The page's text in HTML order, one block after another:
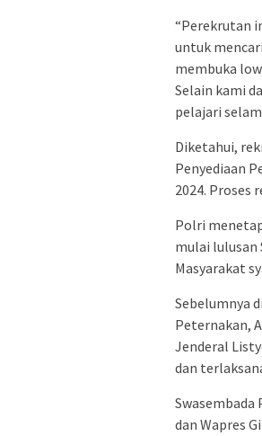
“Perekrutan
untuk
membuka
Selain kami
pelajari
Diketahui,
Penyediaan
2024. Proses
Polri
mulai lulusan
Masyarakat
Sebelumnya
Peternakan,
Jenderal
dan
dan Wapres